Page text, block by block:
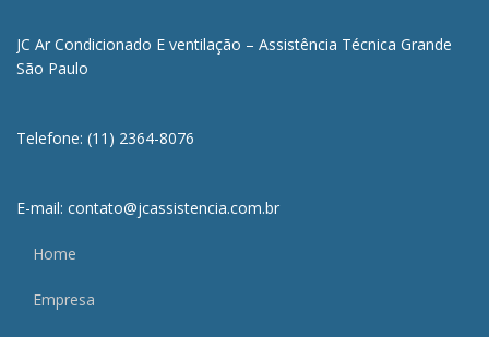
JC Ar Condicionado E ventilação – Assistência Técnica Grande
São Paulo
Telefone: (11) 2364-8076
E-mail: contato@jcassistencia.com.br
Home
Empresa